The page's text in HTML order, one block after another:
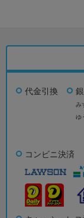
代金引換
み
ゆ
コンビニ決済